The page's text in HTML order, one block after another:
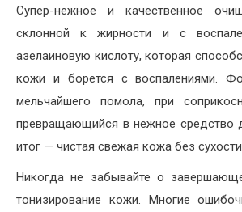
Супер-нежное и качественное
склонной к жирности и с
азелаиновую кислоту, которая
кожи и борется с воспалениями.
мельчайшего помола, при
превращающийся в нежное средство
итог — чистая свежая кожа без
Никогда не забывайте о
тонизирование кожи. Многие